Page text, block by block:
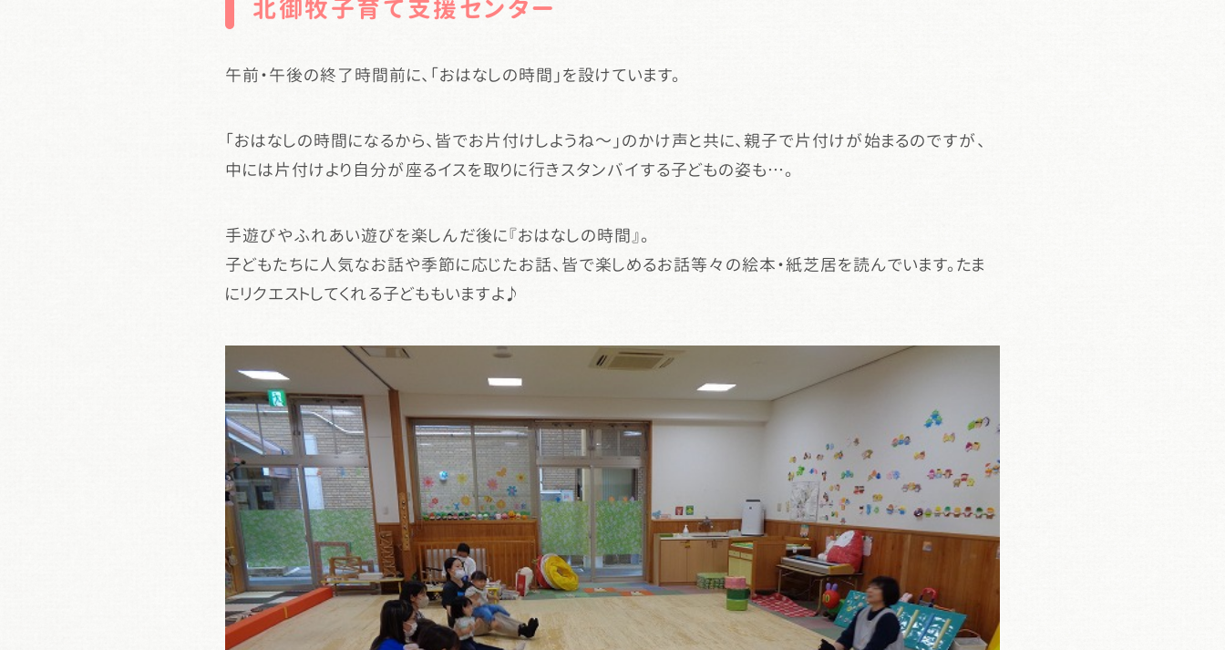
北御牧子育て支援センター
午前・午後の終了時間前に、「おはなしの時間」を設けています。
「おはなしの時間になるから、皆でお片付けしようね～」のかけ声と共に、親子で片付けが始まるのですが、
中には片付けより自分が座るイスを取りに行きスタンバイする子どもの姿も…。
手遊びやふれあい遊びを楽しんだ後に『おはなしの時間』。
子どもたちに人気なお話や季節に応じたお話、皆で楽しめるお話等々の絵本・紙芝居を読んでいます。たま
にリクエストしてくれる子どももいますよ♪